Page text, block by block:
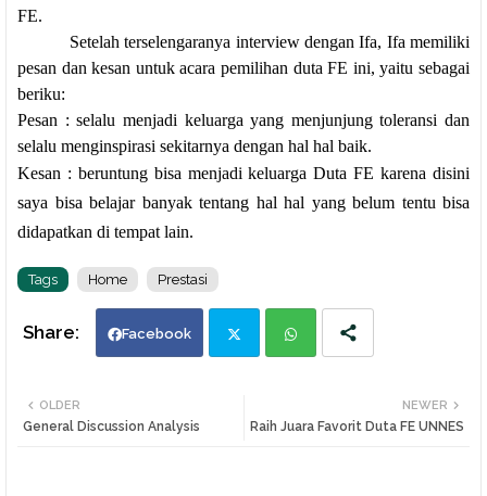
FE.
Setelah terselengaranya interview dengan Ifa, Ifa memiliki
pesan dan kesan untuk acara pemilihan duta FE ini, yaitu sebagai
beriku:
Pesan : selalu menjadi keluarga yang menjunjung toleransi dan
selalu menginspirasi sekitarnya dengan hal hal baik.
Kesan : beruntung bisa menjadi keluarga Duta FE karena disini
saya bisa belajar banyak tentang hal hal yang belum tentu bisa
didapatkan di tempat lain.
Tags Home Prestasi
Facebook
ats
NEWER
Raih Juara Favorit Duta FE UNNES
OLDER
General Discussion Analysis